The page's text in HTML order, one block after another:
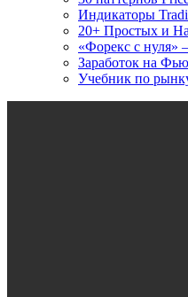
Индикаторы
20+ Простых и
«Форекс с
Заработок на
Учебник по